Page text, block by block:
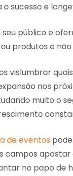
sucesso e
público e
produtos e
vislumbrar
nos
muito o
de eventos
campos
no papo de